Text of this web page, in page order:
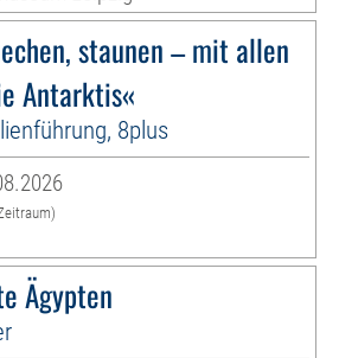
staunen – mit allen
Antarktis«
8plus
Ägypten